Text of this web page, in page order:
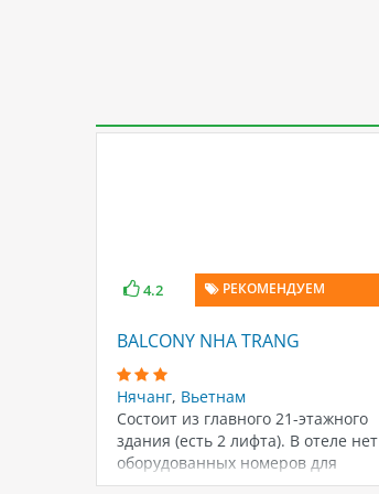
4.2 РЕКОМЕНДУЕМ
BALCONY NHA TRANG
Нячанг, Вьетнам
Состоит из главного 21-этажного
здания (есть 2 лифта). В отеле нет
оборудованных номеров для
гостей…